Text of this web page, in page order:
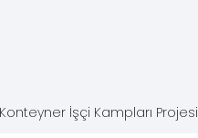
İşçi Kampları Projesi